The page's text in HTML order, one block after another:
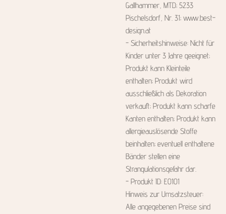
Gallhammer, MTD; 5233
Pischelsdorf, Nr. 31; www.best-
design.at
- Sicherheitshinweise: Nicht für
Kinder unter 3 Jahre geeignet;
Produkt kann Kleinteile
enthalten; Produkt wird
ausschließlich als Dekoration
verkauft; Produkt kann scharfe
Kanten enthalten; Produkt kann
allergieauslösende Stoffe
beinhalten; eventuell enthaltene
Bänder stellen eine
Strangulationsgefahr dar.
- Produkt ID: E0101
Hinweis zur Umsatzsteuer:
Alle angegebenen Preise sind